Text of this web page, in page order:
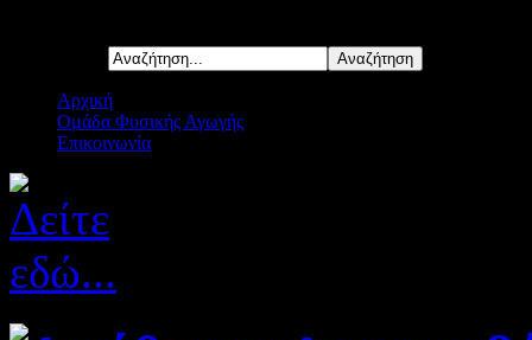
Αρχική
Ομάδα Φυσικής Αγωγής
Επικοινωνία